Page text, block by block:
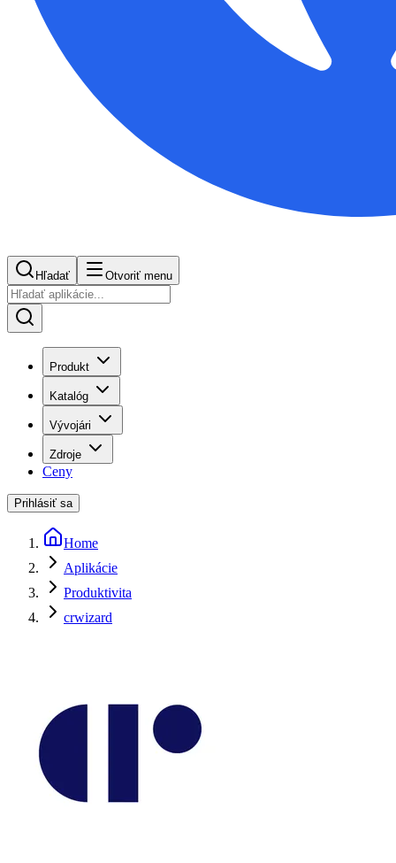
Hľadať Otvoriť menu
Produkt
Katalóg
Vývojári
Zdroje
Ceny
Prihlásiť sa
Home
Aplikácie
Produktivita
crwizard